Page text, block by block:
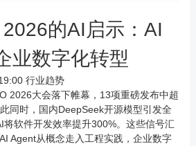
的AI启示：AI
业数字化转型
行业趋势
2026大会落下帷幕，13项重磅发布中超
同时，国内DeepSeek开源模型引发全
将软件开发效率提升300%。这些信号汇
Agent从概念走入工程实践，企业数字